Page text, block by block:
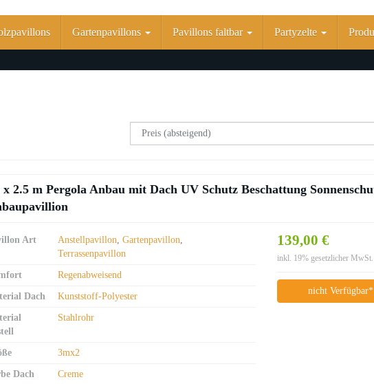
Gartenpavillons Pavillons faltbar Partyzelte
2.5 m Pergola Anbau mit Dach UV Schutz Beschattung
139,00 €
inkl. 19% gesetzlicher MwSt.
nicht Verfügbar*
Art Anstellpavillon,Gartenpavillon,
Terrassenpavillon
Regenabweisend
Dach Kunststoff-Polyester
Stahlrohr
3mx2
Dach Creme